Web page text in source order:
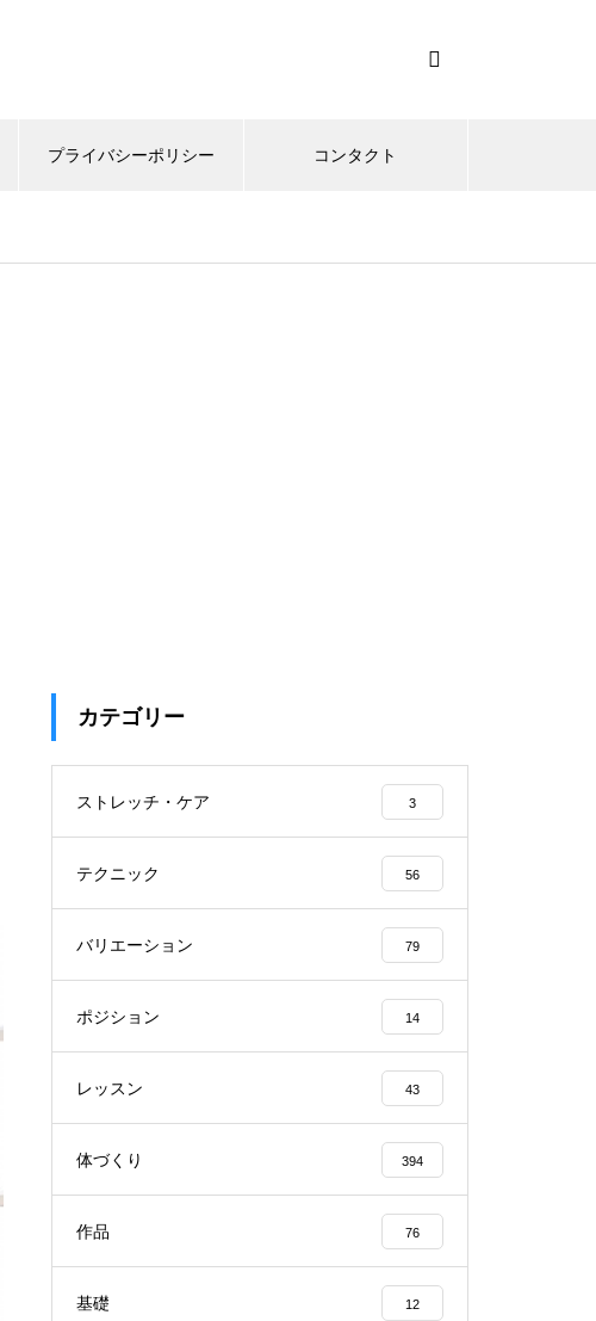
プライバシーポリシー コンタクト
カテゴリー
ストレッチ・ケア 3
テクニック 56
バリエーション 79
ポジション 14
レッスン 43
体づくり 394
作品 76
基礎 12